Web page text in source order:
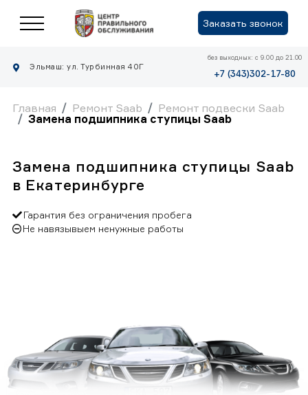
Заказать звонок
Эльмаш: ул. Турбинная 40Г
без выходных: с 9.00 до 21.00
+7 (343)302-17-80
Главная Ремонт Saab
Ремонт подвески Saab
Замена подшипника ступицы Saab
Замена подшипника ступицы Saab
в Екатеринбурге
Гарантия без ограничения пробега
Не навязывыем ненужные работы